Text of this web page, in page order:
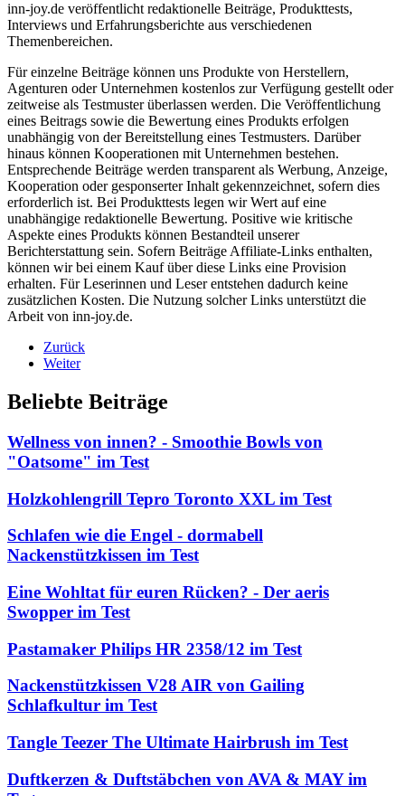
inn-joy.de veröffentlicht redaktionelle Beiträge, Produkttests,
Interviews und Erfahrungsberichte aus verschiedenen
Themenbereichen.
Für einzelne Beiträge können uns Produkte von Herstellern,
Agenturen oder Unternehmen kostenlos zur Verfügung gestellt oder
zeitweise als Testmuster überlassen werden. Die Veröffentlichung
eines Beitrags sowie die Bewertung eines Produkts erfolgen
unabhängig von der Bereitstellung eines Testmusters. Darüber
hinaus können Kooperationen mit Unternehmen bestehen.
Entsprechende Beiträge werden transparent als Werbung, Anzeige,
Kooperation oder gesponserter Inhalt gekennzeichnet, sofern dies
erforderlich ist. Bei Produkttests legen wir Wert auf eine
unabhängige redaktionelle Bewertung. Positive wie kritische
Aspekte eines Produkts können Bestandteil unserer
Berichterstattung sein. Sofern Beiträge Affiliate-Links enthalten,
können wir bei einem Kauf über diese Links eine Provision
erhalten. Für Leserinnen und Leser entstehen dadurch keine
zusätzlichen Kosten. Die Nutzung solcher Links unterstützt die
Arbeit von inn-joy.de.
Zurück
Weiter
Beliebte Beiträge
Wellness von innen? - Smoothie Bowls von
"Oatsome" im Test
Holzkohlengrill Tepro Toronto XXL im Test
Schlafen wie die Engel - dormabell
Nackenstützkissen im Test
Eine Wohltat für euren Rücken? - Der aeris
Swopper im Test
Pastamaker Philips HR 2358/12 im Test
Nackenstützkissen V28 AIR von Gailing
Schlafkultur im Test
Tangle Teezer The Ultimate Hairbrush im Test
Duftkerzen & Duftstäbchen von AVA & MAY im